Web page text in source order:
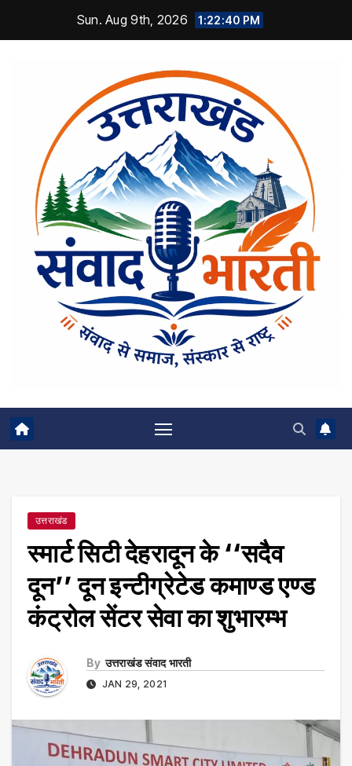
Sun. Aug 9th, 2026 1:22:41 PM
उत्तराखंड
स्मार्ट सिटी देहरादून के ‘‘सदैव
दून’’ दून इन्टीग्रेटेड कमाण्ड एण्ड
कंट्रोल सेंटर सेवा का शुभारम्भ
By उत्तराखंड संवाद भारती
JAN 29, 2021